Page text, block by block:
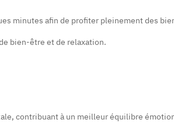
minutes afin de profiter pleinement des
bien-être et de relaxation.
contribuant à un meilleur équilibre